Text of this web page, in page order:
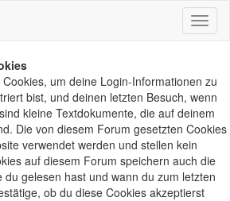
um deine Login-Informationen zu
bist, und deinen letzten Besuch, wenn
kleine Textdokumente, die auf deinem
Die von diesem Forum gesetzten Cookies
verwendet werden und stellen kein
auf diesem Forum speichern auch die
gelesen hast und wann du zum letzten
ob du diese Cookies akzeptierst